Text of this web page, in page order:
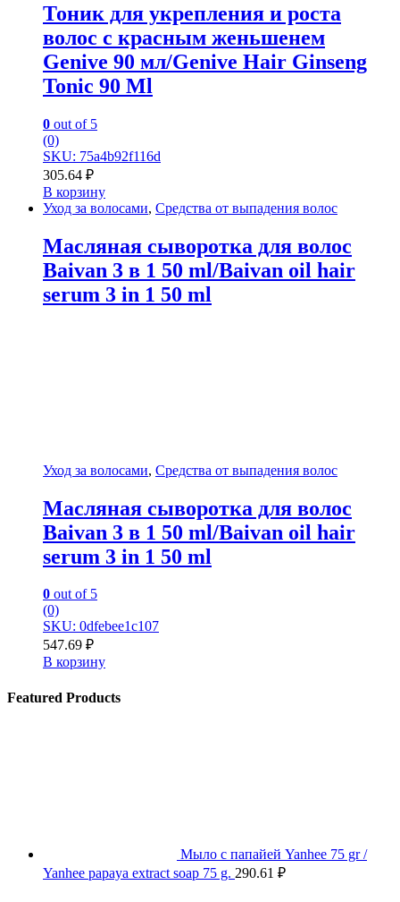
Тоник для укрепления и роста
волос с красным женьшенем
Genive 90 мл/Genive Hair Ginseng
Tonic 90 Ml
0 out of 5
(0)
SKU: 75a4b92f116d
305.64 ₽
В корзину
Уход за волосами, Средства от выпадения волос
Масляная сыворотка для волос
Baivan 3 в 1 50 ml/Baivan oil hair
serum 3 in 1 50 ml
Уход за волосами, Средства от выпадения волос
Масляная сыворотка для волос
Baivan 3 в 1 50 ml/Baivan oil hair
serum 3 in 1 50 ml
0 out of 5
(0)
SKU: 0dfebee1c107
547.69 ₽
В корзину
Featured Products
Мыло с папайей Yanhee 75 gr /
Yanhee papaya extract soap 75 g. 290.61 ₽